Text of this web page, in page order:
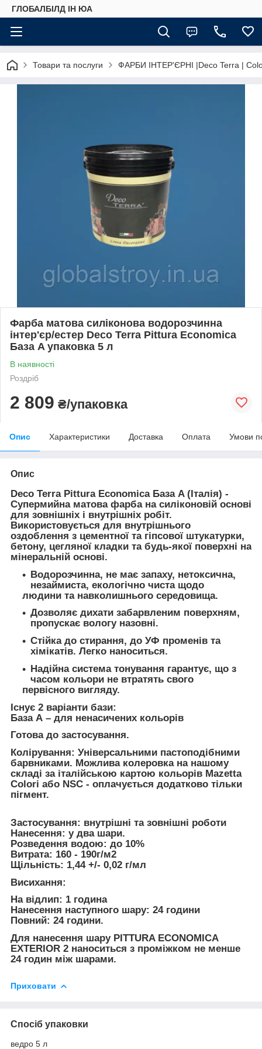
ГЛОБАЛБІЛД ІН ЮА
Товари та послуги ФАРБИ ІНТЕР'ЄРНІ |Deco Terra |
Фарба матова силіконова водорозчинна
інтер'єр/естер Deco Terra Pittura Economica
База A упаковка 5 л
В наявності
Роздріб
2 809 ₴/упаковка
Опис Характеристики Доставка Оплата Умови
Опис
Deco Terra Pittura Economica База A (Італія) -
Супермийна матова фарба на силіконовій основі
для зовнішніх і внутрішніх робіт.
Використовується для внутрішнього
оздоблення з цементної та гіпсової штукатурки,
бетону, цегляної кладки та будь-якої поверхні на
мінеральній основі.
Водорозчинна, не має запаху, нетоксична,
незаймиста, екологічно чиста щодо
людини та навколишнього середовища.
Дозволяє дихати забарвленим поверхням,
пропускає вологу назовні.
Стійка до стирання, до УФ променів та
хімікатів. Легко наноситься.
Надійна система тонування гарантує, що з
часом кольори не втратять свого
первісного вигляду.
Існує 2 варіанти бази:
База А – для ненасичених кольорів
Готова до застосування.
Колірування: Універсальними пастоподібними
барвниками. Можлива колеровка на нашому
складі за італійською картою кольорів Mazetta
Colori або NSC - оплачується додатково тільки
пігмент.
Застосування: внутрішні та зовнішні роботи
Нанесення: у два шари.
Розведення водою: до 10%
Витрата: 160 - 190г/м2
Щільність: 1,44 +/- 0,02 г/мл
Висихання:
На відлип: 1 година
Нанесення наступного шару: 24 години
Повний: 24 години.
Для нанесення шару PITTURA ECONOMICA
EXTERIOR 2 наноситься з проміжком не менше
24 годин між шарами.
Приховати
Спосіб упаковки
ведро 5 л